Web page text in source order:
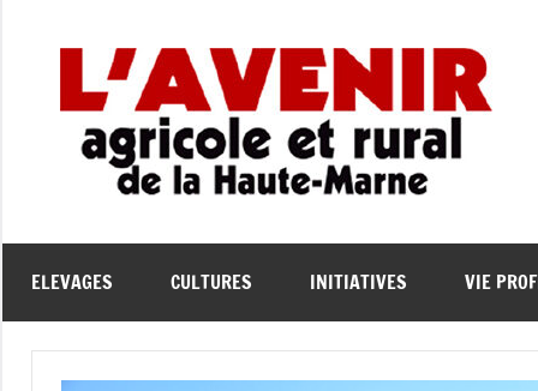
la
ELEVAGES CULTURES INITIATIVES VIE